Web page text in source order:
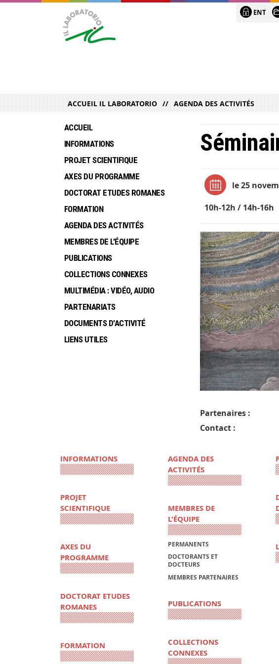
ENT
ACCUEIL IL LABORATORIO AGENDA DES ACTIVITÉS
le 25
10h-12h / 14h-16h
Partenaires :
Contact :
ACCUEIL
INFORMATIONS
PROJET SCIENTIFIQUE
AXES DU PROGRAMME
DOCTORAT ETUDES ROMANES
FORMATION
AGENDA DES ACTIVITÉS
MEMBRES DE L'ÉQUIPE
PUBLICATIONS
COLLECTIONS CONNEXES
MULTIMÉDIA : VIDÉO, AUDIO
PARTENARIATS
DOCUMENTS D'ACTIVITÉ
LIENS UTILES
INFORMATIONS
PROJET
SCIENTIFIQUE
AXES DU
PROGRAMME
DOCTORAT ETUDES
ROMANES
FORMATION
AGENDA DES
ACTIVITÉS
MEMBRES DE
L'ÉQUIPE
PERMANENTS
DOCTORANTS ET
DOCTEURS
MEMBRES PARTENAIRES
PUBLICATIONS
COLLECTIONS
CONNEXES